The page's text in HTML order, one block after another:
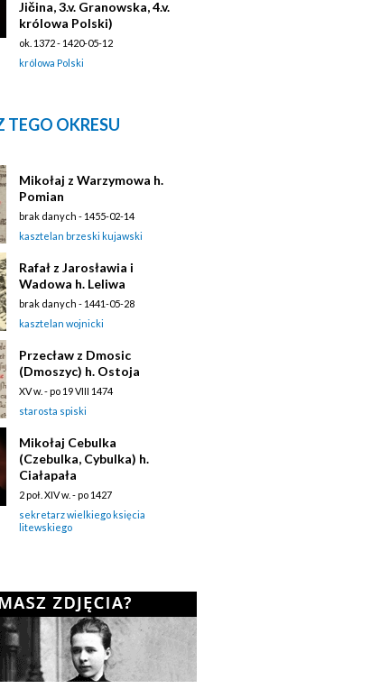
Jičina, 3.v. Granowska, 4.v.
królowa Polski)
ok. 1372 - 1420-05-12
królowa Polski
TEGO OKRESU
Mikołaj z Warzymowa h.
Pomian
brak danych - 1455-02-14
kasztelan brzeski kujawski
Rafał z Jarosławia i
Wadowa h. Leliwa
brak danych - 1441-05-28
kasztelan wojnicki
Przecław z Dmosic
(Dmoszyc) h. Ostoja
XV w. - po 19 VIII 1474
starosta spiski
Mikołaj Cebulka
(Czebulka, Cybulka) h.
Ciałapała
2 poł. XIV w. - po 1427
sekretarz wielkiego księcia
litewskiego